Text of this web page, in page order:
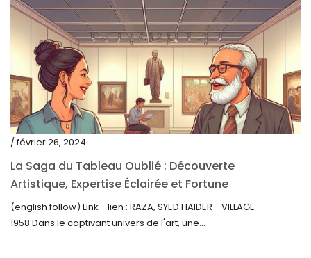
août 2021
juillet 2021
juin 2021
mai 2021
avril 2021
mars 2021
janvier 2021
décembre 2020
novembre 2020
/ février 26, 2024
La Saga du Tableau Oublié : Découverte
Artistique, Expertise Éclairée et Fortune
Inattendue
(english follow) Link - lien : RAZA, SYED HAIDER - VILLAGE -
1958 Dans le captivant univers de l'art, une...